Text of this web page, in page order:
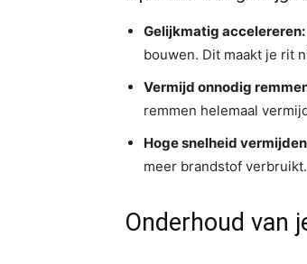
Gelijkmatig accelereren:
bouwen. Dit maakt je rit
Vermijd onnodig
remmen helemaal
Hoge snelheid
meer brandstof
Onderhoud van